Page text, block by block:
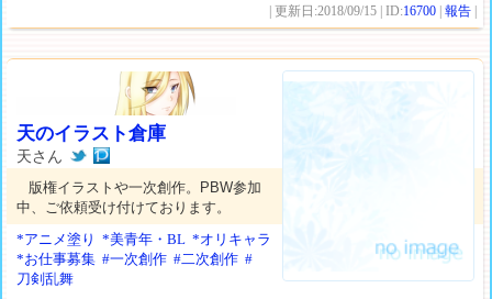
| 更新日:2018/09/15 | ID:16700 |報告 |
天のイラスト倉庫
天さん
版権イラストや一次創作。PBW参加
中、ご依頼受け付けております。
*アニメ塗り
*美青年・BL *オリキャラ
*お仕事募集 #一次創作 #二次創作 #
刀剣乱舞